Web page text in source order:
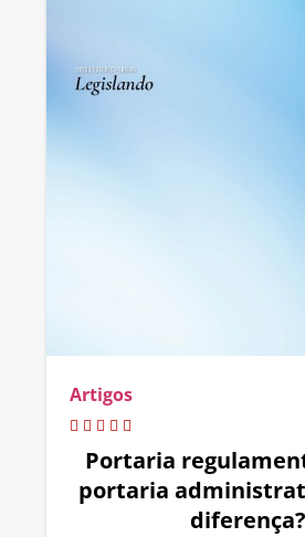
Artigos
Portaria
portaria
diferença?